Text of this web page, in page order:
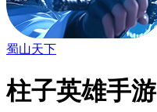
蜀山天下
柱子英雄手游